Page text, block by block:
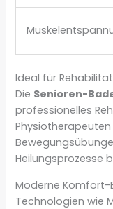
Ideal für
Die Senioren-
professionelles
Heilungsprozesse
Moderne Komfort-
Technologien wie